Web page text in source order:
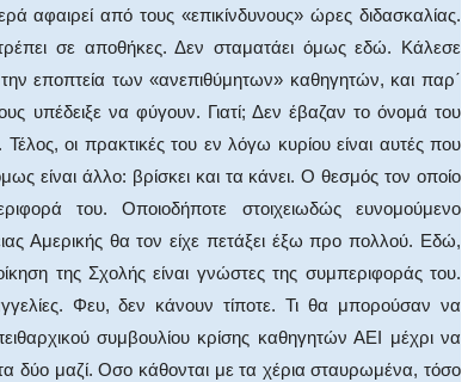
αφαιρεί από τους «επικίνδυνους» ώρες διδασκαλίας.
σε αποθήκες. Δεν σταματάει όμως εδώ. Κάλεσε
εποπτεία των «ανεπιθύμητων» καθηγητών, και παρ΄
υπέδειξε να φύγουν. Γιατί; Δεν έβαζαν το όνομά του
οι πρακτικές του εν λόγω κυρίου είναι αυτές που
είναι άλλο: βρίσκει και τα κάνει. Ο θεσμός τον οποίο
του. Οποιοδήποτε στοιχειωδώς ευνομούμενο
Αμερικής θα τον είχε πετάξει έξω προ πολλού. Εδώ,
της Σχολής είναι γνώστες της συμπεριφοράς του.
Φευ, δεν κάνουν τίποτε. Τι θα μπορούσαν να
συμβουλίου κρίσης καθηγητών ΑΕΙ μέχρι να
δύο μαζί. Οσο κάθονται με τα χέρια σταυρωμένα, τόσο